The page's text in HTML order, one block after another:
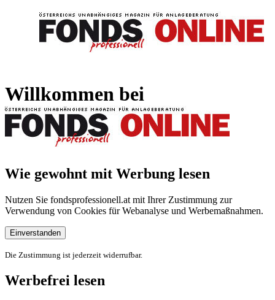
Willkommen bei
Wie gewohnt mit Werbung lesen
Nutzen Sie fondsprofessionell.at mit Ihrer Zustimmung zur
Verwendung von Cookies für Webanalyse und Werbemaßnahmen.
Einverstanden
Die Zustimmung ist jederzeit widerrufbar.
Werbefrei lesen